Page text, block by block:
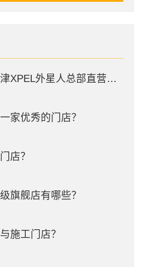
天津汽车贴膜，首选天津XPEL外星人总部直营店，高口碑店
家优秀的门店？
店？
旗舰店有哪些？
施工门店？